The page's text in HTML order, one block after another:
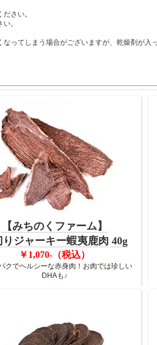
さい。
。
ってしまう場合がございますが、乾燥剤が入
【みちのくファーム】
りジャーキー蝦夷鹿肉 40g
￥1,070-（税込）
クでヘルシーな赤身肉！お肉では珍しい
DHAも ♪